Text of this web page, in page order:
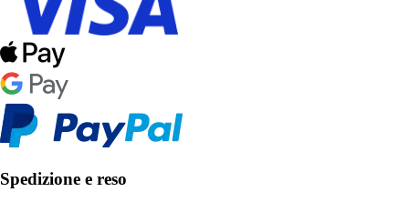
Spedizione e reso